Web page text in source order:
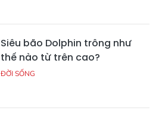
Siêu bão Dolphin trông như
thế nào từ trên cao?
ĐỜI SỐNG